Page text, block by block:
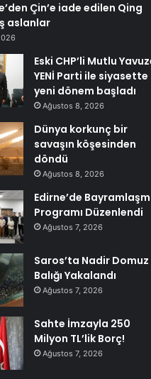
Çin’e iade edilen Qing
aslanlar
Eski CHP’li Mutlu
YENİ Parti ile siyasette
yeni dönem başladı
Ağustos 8, 2026
Dünya korkunç bir
savaşın köşesinden
döndü
Ağustos 8, 2026
Edirne’de
Programı Düzenlendi
Ağustos 7, 2026
Saros’ta Nadir Domuz
Balığı Yakalandı
Ağustos 7, 2026
Sahte İmzayla 250
Milyon TL’lik Borç!
Ağustos 7, 2026